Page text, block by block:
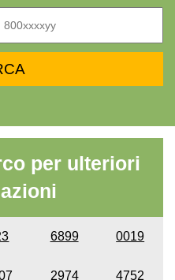
per ulteriori
6899 0019
2974 4752